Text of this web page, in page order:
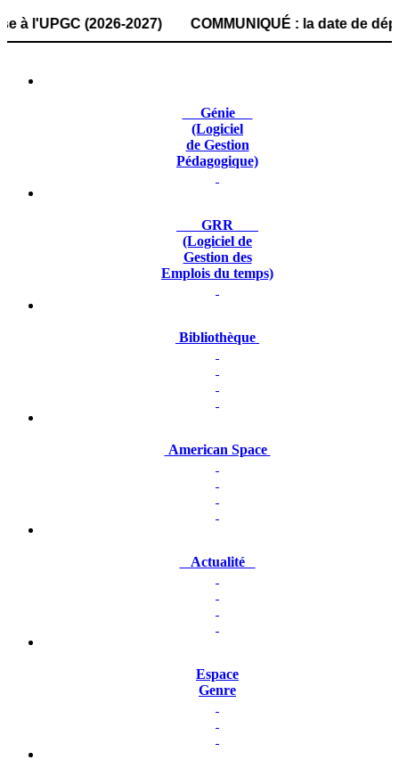
(2026-2027) COMMUNIQUÉ : la date de
Génie
(Logiciel
de Gestion
Pédagogique)
GRR
(Logiciel de
Gestion des
Emplois du temps)
Bibliothèque
American Space
Actualité
Espace
Genre